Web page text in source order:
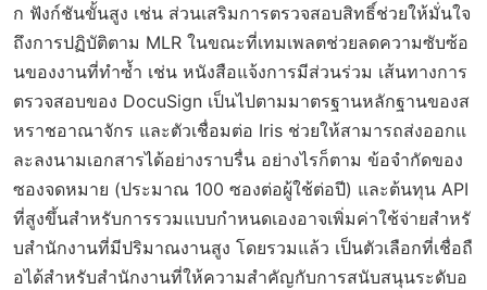
ก ฟังก์ชันขั้นสูง เช่น ส่วนเสริมการตรวจสอบสิทธิ์ช่วยให้มั่นใจ
ถึงการปฏิบัติตาม MLR ในขณะที่เทมเพลตช่วยลดความซับซ้อ
นของงานที่ทำซ้ำ เช่น หนังสือแจ้งการมีส่วนร่วม เส้นทางการ
ตรวจสอบของ DocuSign เป็นไปตามมาตรฐานหลักฐานของส
หราชอาณาจักร และตัวเชื่อมต่อ Iris ช่วยให้สามารถส่งออกแ
ละลงนามเอกสารได้อย่างราบรื่น อย่างไรก็ตาม ข้อจำกัดของ
ซองจดหมาย (ประมาณ 100 ซองต่อผู้ใช้ต่อปี) และต้นทุน API
ที่สูงขึ้นสำหรับการรวมแบบกำหนดเองอาจเพิ่มค่าใช้จ่ายสำหรั
บสำนักงานที่มีปริมาณงานสูง โดยรวมแล้ว เป็นตัวเลือกที่เชื่อถื
อได้สำหรับสำนักงานที่ให้ความสำคัญกับการสนับสนุนระดับอ